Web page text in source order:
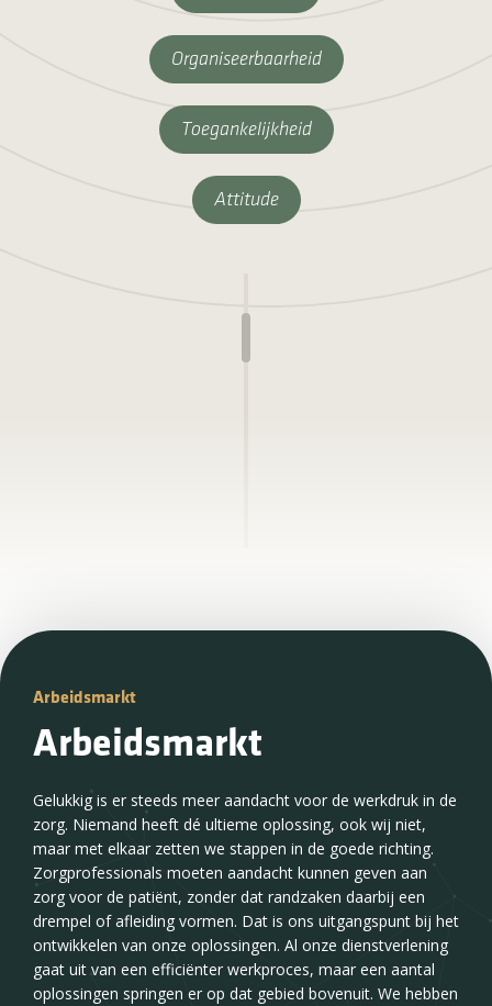
Organiseerbaarheid
Toegankelijkheid
Attitude
Arbeidsmarkt
Arbeidsmarkt
Gelukkig is er steeds meer aandacht voor de werkdruk in de
zorg. Niemand heeft dé ultieme oplossing, ook wij niet,
maar met elkaar zetten we stappen in de goede richting.
Zorgprofessionals moeten aandacht kunnen geven aan
zorg voor de patiënt, zonder dat randzaken daarbij een
drempel of afleiding vormen. Dat is ons uitgangspunt bij het
ontwikkelen van onze oplossingen. Al onze dienstverlening
gaat uit van een efficiënter werkproces, maar een aantal
oplossingen springen er op dat gebied bovenuit. We hebben
Organiseerbaarheid
Omgang hoge werkdruk
We nemen graag het werkproces onder de loep. Kijken
samen waar het prettiger, gemakkelijker of sneller kan.
Wanneer het werkproces duidelijk in kaart is kunnen wij de
beste combinatie aan oplossingen bieden om te werken
naar een situatie waarin iedereen profiteert.
Zorgprofessional én patiënt. Inzicht is de sleutel tot succes
en laat ons duidelijk zien waar kansen liggen. Benieuwd?
Klik dan door op een van de links.